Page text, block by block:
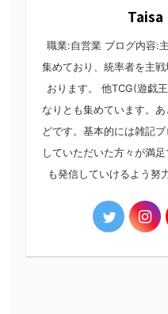
Taisa
職業:自営業 ブログ内容:
集めており、統率者を主
おります。 他TCG(遊戯
なりとも集めています。
どです。基本的には雑記
していただいた方々が満
も発信していけるよう努